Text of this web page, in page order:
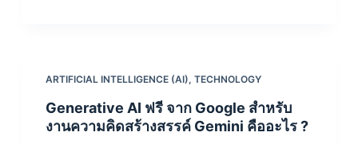
ARTIFICIAL INTELLIGENCE (AI), TECHNOLOGY
Generative AI ฟรี จาก Google สำหรับ
งานความคิดสร้างสรรค์ Gemini คืออะไร ?